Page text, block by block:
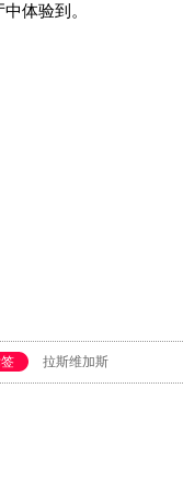
体验到。
拉斯维加斯